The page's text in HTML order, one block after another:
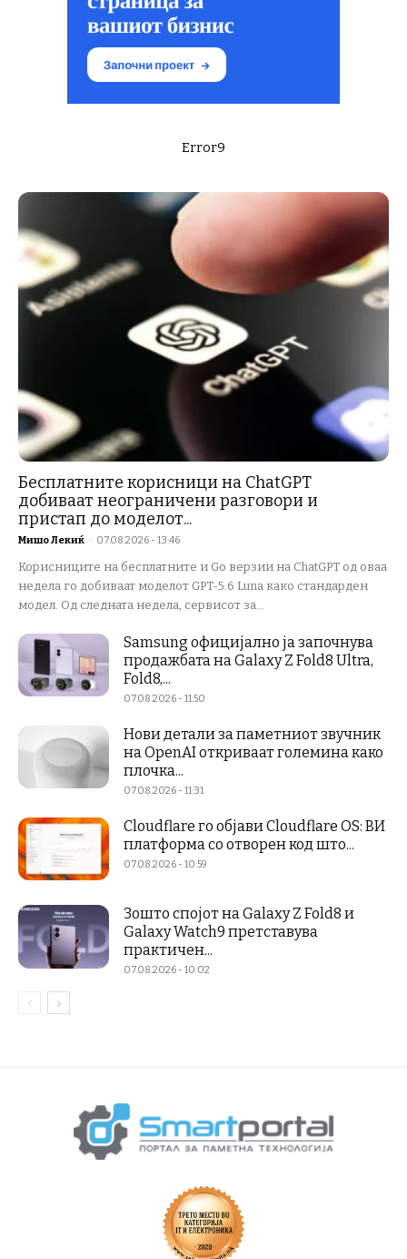
Error9
Бесплатните корисници на ChatGPT
добиваат неограничени разговори и
пристап до моделот...
Мишо Лекиќ - 07.08.2026 - 13:46
Корисниците на бесплатните и Go верзии на ChatGPT од оваа
недела го добиваат моделот GPT-5.6 Luna како стандарден
модел. Од следната недела, сервисот за...
Samsung официјално ја започнува
продажбата на Galaxy Z Fold8 Ultra,
Fold8,...
07.08.2026 - 11:50
Нови детали за паметниот звучник
на OpenAI откриваат големина како
плочка...
07.08.2026 - 11:31
Cloudflare го објави Cloudflare OS: ВИ
платформа со отворен код што...
07.08.2026 - 10:59
Зошто спојот на Galaxy Z Fold8 и
Galaxy Watch9 претставува
практичен...
07.08.2026 - 10:02